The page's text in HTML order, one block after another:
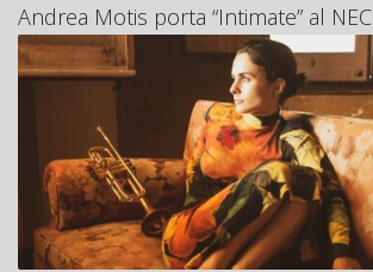
Andrea Motis porta “Intimate” al NEC